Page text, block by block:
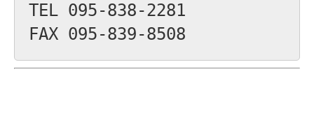
TEL 095-838-2281
FAX 095-839-8508